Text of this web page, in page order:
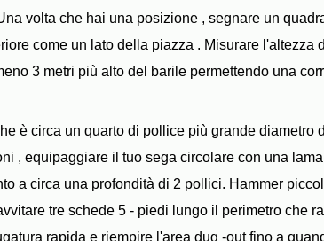
volta che hai una posizione , segnare un
come un lato della piazza . Misurare l'altezza
3 metri più alto del barile permettendo una
è circa un quarto di pollice più grande diametro
, equipaggiare il tuo sega circolare con una
a circa una profondità di 2 pollici. Hammer
tre schede 5 - piedi lungo il perimetro che
rapida e riempire l'area dug -out fino a